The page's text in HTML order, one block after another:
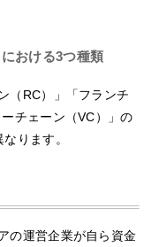
おける3つ種類
（RC）」「フランチ
チェーン（VC）」の
ります。
の運営企業が自ら資金